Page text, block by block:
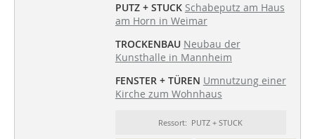
PUTZ + STUCK Schabeputz am Haus
am Horn in Weimar
TROCKENBAU Neubau der
Kunsthalle in Mannheim
FENSTER + TÜREN Umnutzung einer
Kirche zum Wohnhaus
Ressort: PUTZ + STUCK